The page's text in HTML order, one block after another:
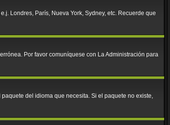
Londres, París, Nueva York, Sydney, etc. Recuerde que
Por favor comuníquese con La Administración para
del idioma que necesita. Si el paquete no existe,